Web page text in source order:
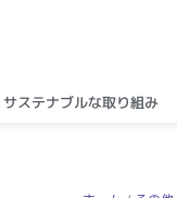
サステナブルな取り組み